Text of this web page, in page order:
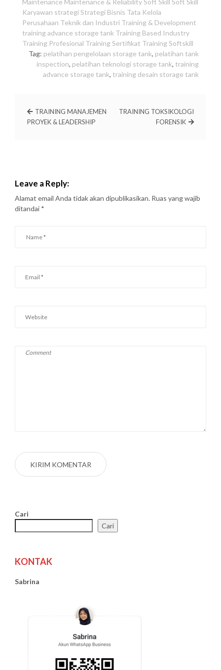
Maintenance Maintenance & ReliabilitySoft Skill Soft Skill
Karyawan strategiStrategi Bisnis Tata Kelola
Perusahaan Teknik dan Industri Training & Development
training advance storage tank Training Based Industry
Training Profesional Training Sertifikat Training Softskill
Tag: pelatihan pengelolaan storage tank, pelatihan tank
inspection, pelatihan teknologi storage tank, training
advance storage tank, training desain storage tank
TRAINING MANAJEMEN
PROYEK & LEADERSHIP
TRAINING TOKSIKOLOGI
FORENSIK
Leave a Reply:
Alamat email Anda tidak akan dipublikasikan. Ruas yang wajib
ditandai *
Cari
Cari
KONTAK
Sabrina